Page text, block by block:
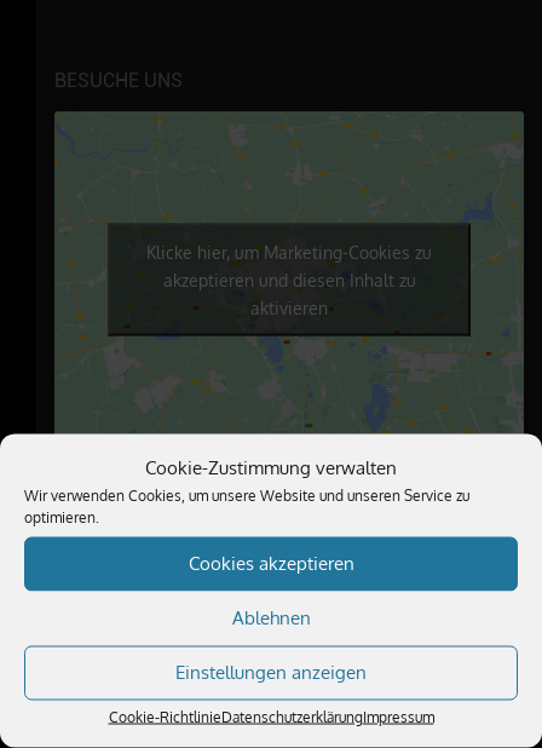
Cookie-Zustimmung verwalten
Wir verwenden Cookies, um unsere Website und unseren Service zu
optimieren.
Cookies akzeptieren
Ablehnen
Einstellungen anzeigen
Cookie-RichtlinieDatenschutzerklärungImpressum
BESUCHE UNS
Klicke hier, um Marketing-Cookies zu
akzeptieren und diesen Inhalt zu
aktivieren
ÜBER UNS
Wir sind ein außergewöhnliches Fotografen- und
+49 (179) 2915628
info@schenk-art.de